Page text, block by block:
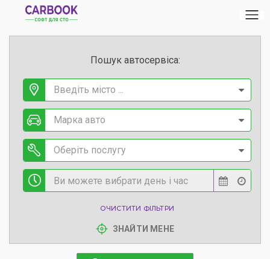
Пошук автосервіса:
Введіть місто ...
Марка авто
Оберіть послугу
ОЧИСТИТИ ФІЛЬТРИ
ЗНАЙТИ МЕНЕ